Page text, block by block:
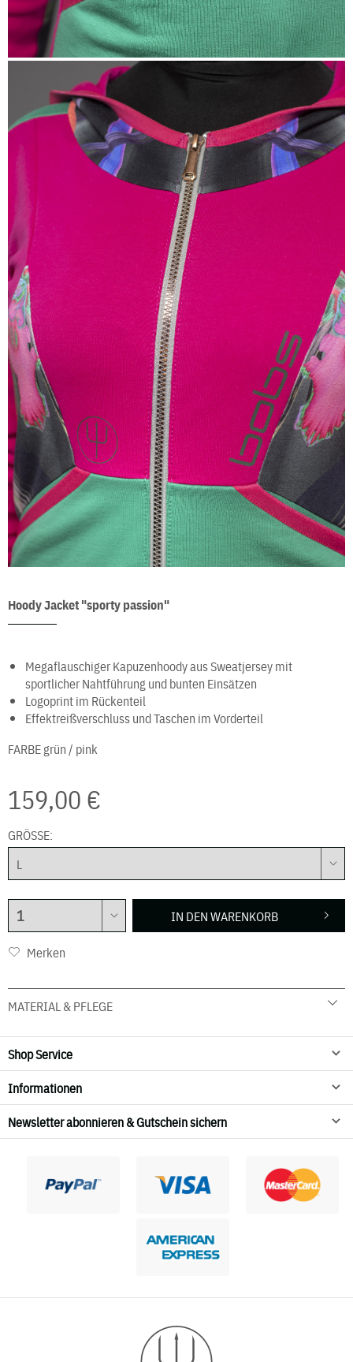
Hoody Jacket "sporty passion"
Megaflauschiger Kapuzenhoody aus Sweatjersey mit
sportlicher Nahtführung und bunten Einsätzen
Logoprint im Rückenteil
Effektreißverschluss und Taschen im Vorderteil
FARBEgrün / pink
159,00 €
GRÖSSE:
IN DENWARENKORB
Merken
MATERIAL & PFLEGE
Shop Service
Informationen
Newsletter abonnieren & Gutschein sichern